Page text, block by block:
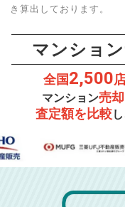
き算出しております。
マンショ
全国2,500
マンション売
査定額を比較